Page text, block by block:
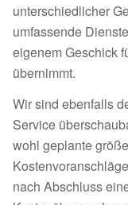
unterschiedlicher
umfassende
eigenem Geschick
übernimmt.
Wir sind ebenfalls
Service
wohl geplante
nach Abschluss